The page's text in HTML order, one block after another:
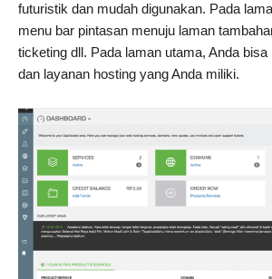
futuristik dan mudah digunakan. Pada
menu bar pintasan menuju laman
ticketing dll. Pada laman utama, Anda
dan layanan hosting yang Anda miliki.